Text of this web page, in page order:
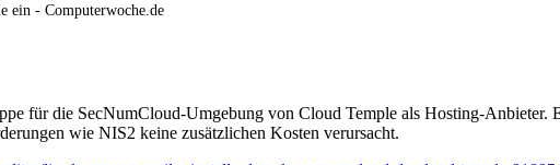
ein - Computerwoche.de
für die SecNumCloud-Umgebung von Cloud Temple als Hosting-Anbieter.
wie NIS2 keine zusätzlichen Kosten verursacht.